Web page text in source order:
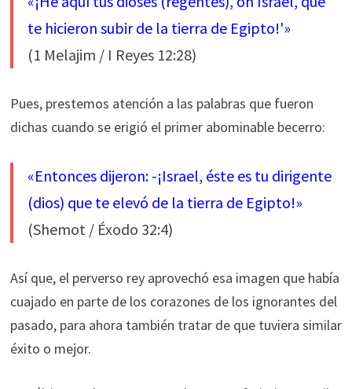
te hicieron subir de la tierra de Egipto!'»
(1 Melajim / I Reyes 12:28)
Pues, prestemos atención a las palabras que fueron
dichas cuando se erigió el primer abominable becerro:
«Entonces dijeron: -¡Israel, éste es tu dirigente
(dios) que te elevó de la tierra de Egipto!»
(Shemot / Éxodo 32:4)
Así que, el perverso rey aprovechó esa imagen que había
cuajado en parte de los corazones de los ignorantes del
pasado, para ahora también tratar de que tuviera similar
éxito o mejor.